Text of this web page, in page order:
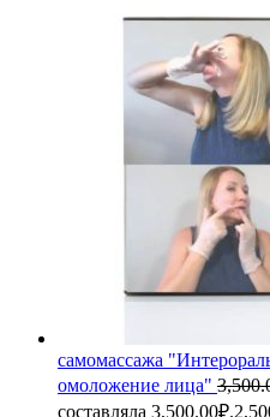
самомассажа
омоложение лица"
составляла 3,500.00₽.